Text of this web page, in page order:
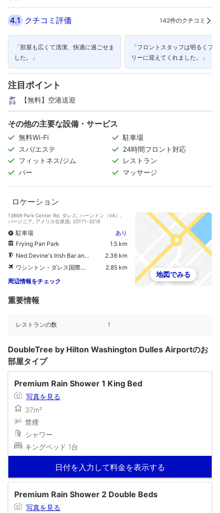
4.1 クチコミ評価 142件のクチコミ
「部屋も広くて清潔、快適に過ごせま
した。」
「フロントスタッフは明るくフ
リーに迎えてくれました。」
注目ポイント
【無料】空港送迎
その他の主要な設備・サービス
無料Wi-Fi
駐車場
スパ/エステ
24時間フロント対応
フィットネス/ジム
レストラン
バー
マッサージ
ロケーション
13869 Park Center Rd, ダレス, ハーンドン（VA）,
バージニア, アメリカ合衆国, 20171-3218
駐車場
あり
Frying Pan Park
1.5 km
Ned Devine's Irish Bar and Restaurant
2.36 km
ワシントン・ダレス国際空港
2.85 km
周辺情報をチェック
地図でみる
重要情報
レストランの数 1
DoubleTree by Hilton Washington Dulles Airportのお
部屋タイプ
Premium Rain Shower 1 King Bed
写真を見る
37m²
禁煙
シャワー
キングベッド 1台
日付を入力して料金を表示する
Premium Rain Shower 2 Double Beds
写真を見る